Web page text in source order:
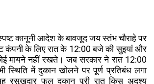
कानूनी आदेश के बावजूद जय स्तंभ चौराहे पर
कंपनी के लिए रात के 12:00 बजे की सुइयां और
मायने नहीं रखते। जब सरकार ने रात 12:00
स्थिति में दुकान खोलने पर पूर्ण प्रतिबंध लगा
रसूखदार फल दुकान पूरी रात किस अदृश्य